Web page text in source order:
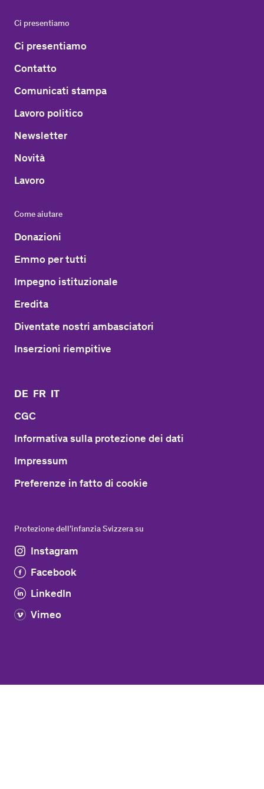
Ci presentiamo
Ci presentiamo
Contatto
Comunicati stampa
Lavoro politico
Newsletter
Novità
Lavoro
Come aiutare
Donazioni
Emmo per tutti
Impegno istituzionale
Eredita
Diventate nostri ambasciatori
Inserzioni riempitive
DE FR IT
CGC
Informativa sulla protezione dei dati
Impressum
Preferenze in fatto di cookie
Protezione dell’infanzia Svizzera su
Instagram
Facebook
LinkedIn
Vimeo